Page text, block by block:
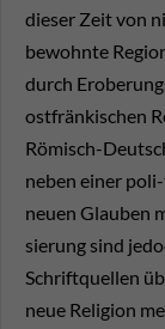
dieser Zeit von
bewohnte
durch
ostfränkischen
Römisch-
neben einer
neuen Glauben
sierung sind
Schriftquellen
neue Religion